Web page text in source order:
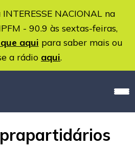
NACIONAL na
- 90.9 às sextas-feiras,
aqui para saber mais ou
a rádio aqui.